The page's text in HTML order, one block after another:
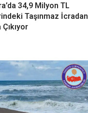
34,9 Milyon TL
Taşınmaz İcradan
Çıkıyor